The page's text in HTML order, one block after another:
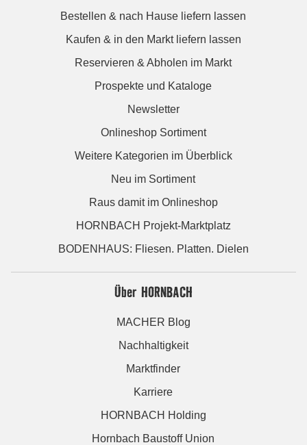
Bestellen & nach Hause liefern lassen
Kaufen & in den Markt liefern lassen
Reservieren & Abholen im Markt
Prospekte und Kataloge
Newsletter
Onlineshop Sortiment
Weitere Kategorien im Überblick
Neu im Sortiment
Raus damit im Onlineshop
HORNBACH Projekt-Marktplatz
BODENHAUS: Fliesen. Platten. Dielen
Über HORNBACH
MACHER Blog
Nachhaltigkeit
Marktfinder
Karriere
HORNBACH Holding
Hornbach Baustoff Union